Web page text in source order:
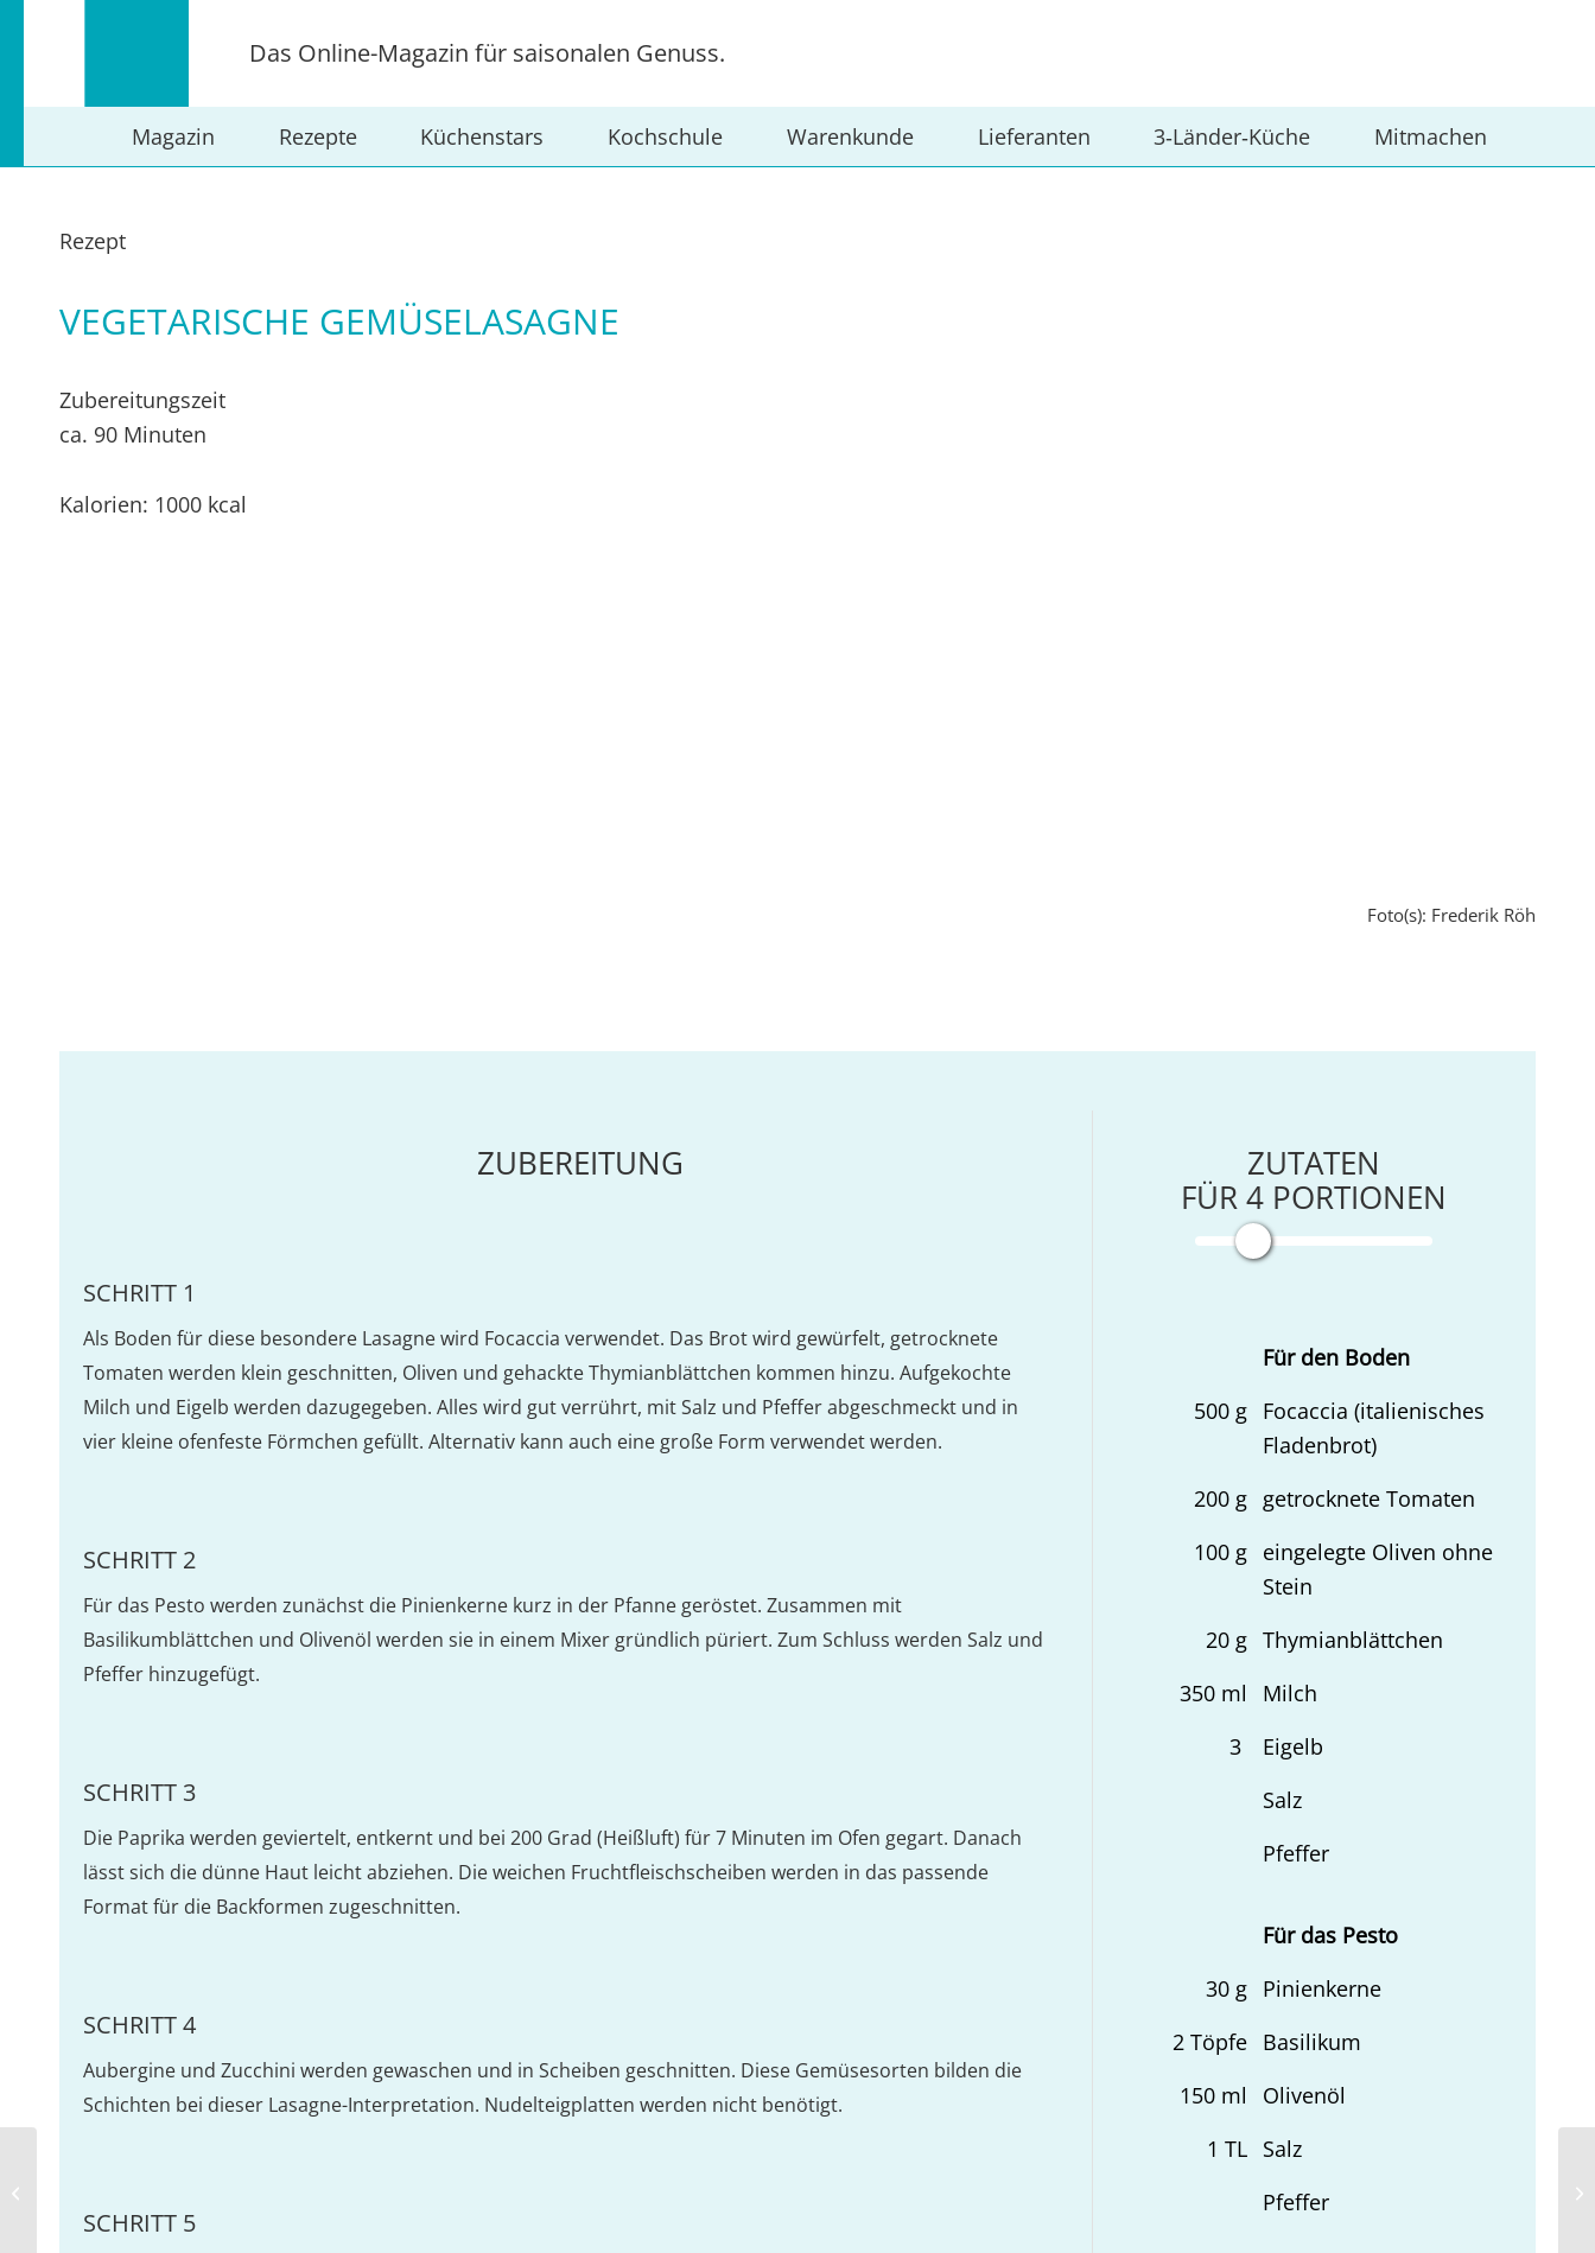
Das Online-Magazin für saisonalen Genuss.
Magazin Rezepte Küchenstars Kochschule Warenkunde Lieferanten 3‑Länder‑Küche Mitmachen
Rezept
VEGETARISCHE GEMÜSELASAGNE
Foto(s): Frederik Röh
Zubereitungszeit
ca. 90 Minuten
Kalorien: 1000 kcal
ZUBEREITUNG
SCHRITT 1
Als Boden für diese besondere Lasagne wird Focaccia verwendet. Das Brot wird gewürfelt, getrocknete
Tomaten werden klein geschnitten, Oliven und gehackte Thymianblättchen kommen hinzu. Aufgekochte
Milch und Eigelb werden dazugegeben. Alles wird gut verrührt, mit Salz und Pfeffer abgeschmeckt und in
vier kleine ofenfeste Förmchen gefüllt. Alternativ kann auch eine große Form verwendet werden.
SCHRITT 2
Für das Pesto werden zunächst die Pinienkerne kurz in der Pfanne geröstet. Zusammen mit
Basilikumblättchen und Olivenöl werden sie in einem Mixer gründlich püriert. Zum Schluss werden Salz und
Pfeffer hinzugefügt.
SCHRITT 3
Die Paprika werden geviertelt, entkernt und bei 200 Grad (Heißluft) für 7 Minuten im Ofen gegart. Danach
lässt sich die dünne Haut leicht abziehen. Die weichen Fruchtfleischscheiben werden in das passende
Format für die Backformen zugeschnitten.
SCHRITT 4
Aubergine und Zucchini werden gewaschen und in Scheiben geschnitten. Diese Gemüsesorten bilden die
Schichten bei dieser Lasagne-Interpretation. Nudelteigplatten werden nicht benötigt.
SCHRITT 5
ZUTATEN
FÜR4 PORTIONEN
Für den Boden
500g Focaccia (italienisches
Fladenbrot)
200g getrocknete Tomaten
100g eingelegte Oliven ohne
Stein
20g Thymianblättchen
350ml
Milch
3
Eigelb
Salz
Pfeffer
Für das Pesto
30g Pinienkerne
2Töpfe Basilikum
150ml
Olivenöl
1 TL Salz
Pfeffer